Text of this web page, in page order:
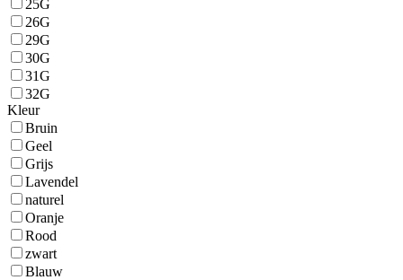
25G
26G
29G
30G
31G
32G
Kleur
Bruin
Geel
Grijs
Lavendel
naturel
Oranje
Rood
zwart
Blauw